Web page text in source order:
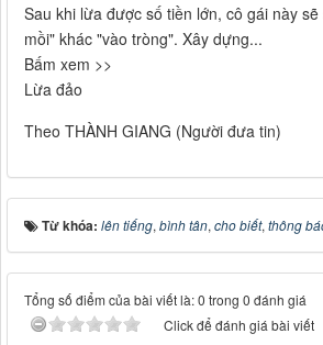
Sau khi lừa được số tiền lớn, cô gái này
mồi" khác "vào tròng". Xây dựng...
Bấm xem >>
Lừa đảo
Theo THÀNH GIANG (Người đưa tin)
Từ khóa: lên tiếng, bình tân, cho biết, thông
Tổng số điểm của bài viết là: 0 trong 0 đánh giá
Click để đánh giá bài viết